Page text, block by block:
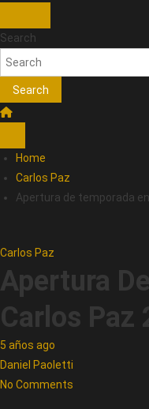
Search
Search
Home
Carlos Paz
Apertura de temporada
Carlos Paz
Apertura
Carlos
5 años ago
Daniel Paoletti
No Comments